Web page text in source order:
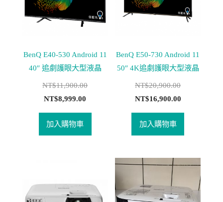
BenQ E40-530 Android 11
40″ 追劇護眼大型液晶
NT$11,900.00
NT$8,999.00
加入購物車
BenQ E50-730 Android 11
50″ 4K追劇護眼大型液晶
NT$20,900.00
NT$16,900.00
加入購物車